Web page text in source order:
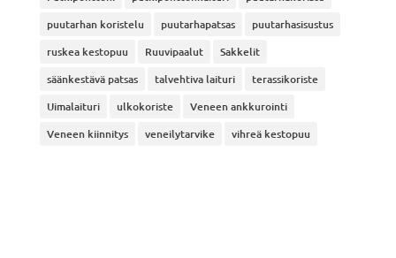
puutarhan koristelu
puutarhapatsas
puutarhasisustus
ruskea kestopuu
Ruuvipaalut
Sakkelit
säänkestävä patsas
talvehtiva laituri
terassikoriste
Uimalaituri
ulkokoriste
Veneen ankkurointi
Veneen kiinnitys
veneilytarvike vihreä kestopuu